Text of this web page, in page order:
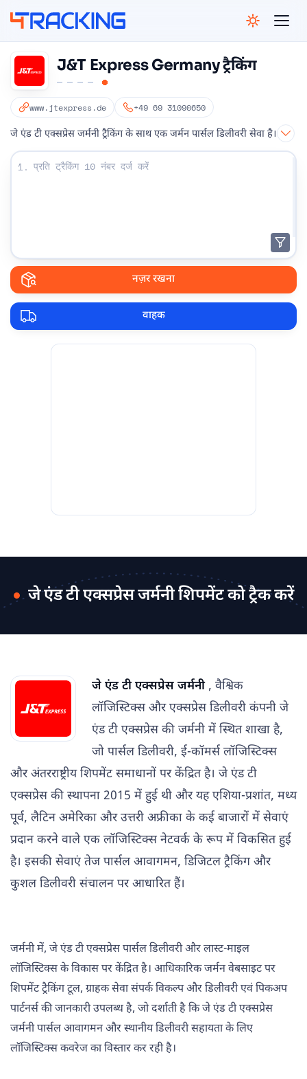
J&T Express Germany ट्रैकिंग
www.jtexpress.de +49 69 31090650
जे एंड टी एक्सप्रेस जर्मनी ट्रैकिंग के साथ एक जर्मन पार्सल डिलीवरी सेवा है।
अपना ट्रैकिंग नंबर दर्ज करें:
1.
नज़र रखना
वाहक
जे एंड टी एक्सप्रेस जर्मनी शिपमेंट को ट्रैक करें
जे एंड टी एक्सप्रेस जर्मनी, वैश्विक
लॉजिस्टिक्स और एक्सप्रेस डिलीवरी कंपनी जे
एंड टी एक्सप्रेस की जर्मनी में स्थित शाखा है,
जो पार्सल डिलीवरी, ई-कॉमर्स लॉजिस्टिक्स
और अंतरराष्ट्रीय शिपमेंट समाधानों पर केंद्रित है। जे एंड टी
एक्सप्रेस की स्थापना 2015 में हुई थी और यह एशिया-प्रशांत, मध्य
पूर्व, लैटिन अमेरिका और उत्तरी अफ्रीका के कई बाजारों में सेवाएं
प्रदान करने वाले एक लॉजिस्टिक्स नेटवर्क के रूप में विकसित हुई
है। इसकी सेवाएं तेज पार्सल आवागमन, डिजिटल ट्रैकिंग और
कुशल डिलीवरी संचालन पर आधारित हैं।
जर्मनी में, जे एंड टी एक्सप्रेस पार्सल डिलीवरी और लास्ट-माइल
लॉजिस्टिक्स के विकास पर केंद्रित है। आधिकारिक जर्मन वेबसाइट पर
शिपमेंट ट्रैकिंग टूल, ग्राहक सेवा संपर्क विकल्प और डिलीवरी एवं पिकअप
पार्टनर्स की जानकारी उपलब्ध है, जो दर्शाती है कि जे एंड टी एक्सप्रेस
जर्मनी पार्सल आवागमन और स्थानीय डिलीवरी सहायता के लिए
लॉजिस्टिक्स कवरेज का विस्तार कर रही है।